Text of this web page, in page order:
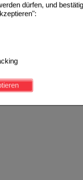
dürfen, und
für die
auf diese nicht
noch
Seite an
können, den
gestalten. Bitte